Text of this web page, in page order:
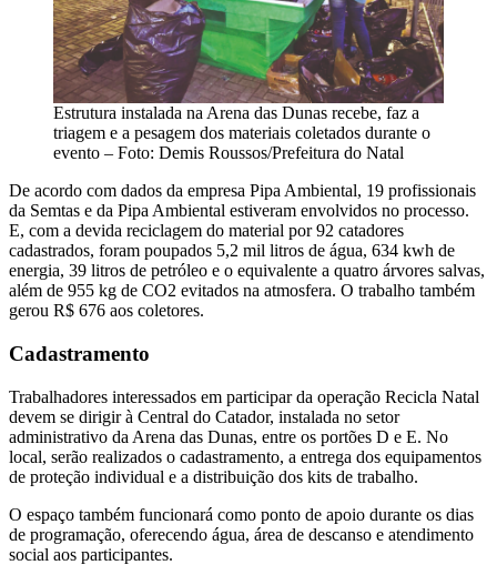
Estrutura instalada na Arena das Dunas recebe, faz a
triagem e a pesagem dos materiais coletados durante o
evento – Foto: Demis Roussos/Prefeitura do Natal
De acordo com dados da empresa Pipa Ambiental, 19 profissionais
da Semtas e da Pipa Ambiental estiveram envolvidos no processo.
E, com a devida reciclagem do material por 92 catadores
cadastrados, foram poupados 5,2 mil litros de água, 634 kwh de
energia, 39 litros de petróleo e o equivalente a quatro árvores salvas,
além de 955 kg de CO2 evitados na atmosfera. O trabalho também
gerou R$ 676 aos coletores.
Cadastramento
Trabalhadores interessados em participar da operação Recicla Natal
devem se dirigir à Central do Catador, instalada no setor
administrativo da Arena das Dunas, entre os portões D e E. No
local, serão realizados o cadastramento, a entrega dos equipamentos
de proteção individual e a distribuição dos kits de trabalho.
O espaço também funcionará como ponto de apoio durante os dias
de programação, oferecendo água, área de descanso e atendimento
social aos participantes.